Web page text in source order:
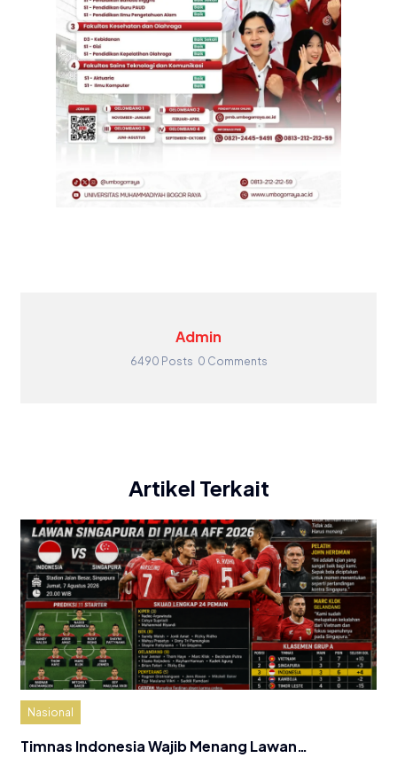
Admin
6490 Posts 0 Comments
Artikel Terkait
Nasional
Timnas Indonesia Wajib Menang Lawan…